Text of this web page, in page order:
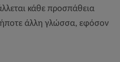
κάθε προσπάθεια
άλλη γλώσσα, εφόσον